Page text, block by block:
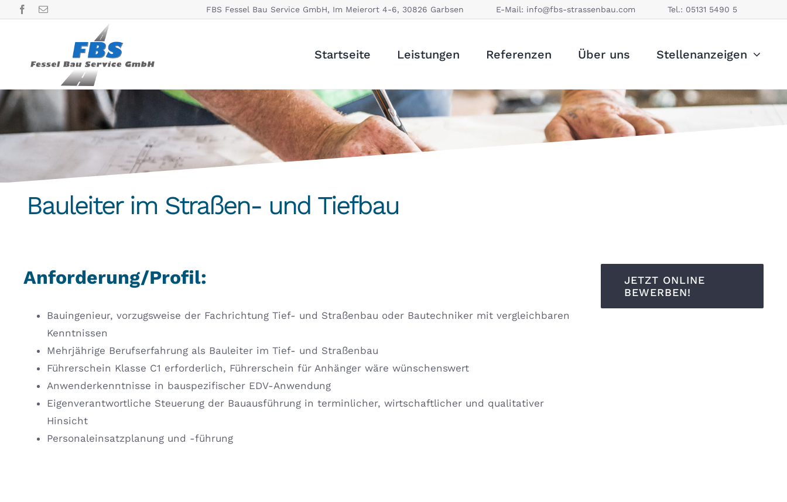
Zum
FBS Fessel Bau Service GmbH, Im Meierort 4-6, 30826 Garbsen E-Mail: info@fbs-strassenbau.com Tel.: 05131 5490 5
Startseite Leistungen Referenzen Über uns Stellenanzeigen
Bauleiter im Straßen- und Tiefbau
Anforderung/Profil:
Bauingenieur, vorzugsweise der Fachrichtung Tief- und Straßenbau oder Bautechniker mit vergleichbaren
Kenntnissen
Mehrjährige Berufserfahrung als Bauleiter im Tief- und Straßenbau
Führerschein Klasse C1 erforderlich, Führerschein für Anhänger wäre wünschenswert
Anwenderkenntnisse in bauspezifischer EDV-Anwendung
Eigenverantwortliche Steuerung der Bauausführung in terminlicher, wirtschaftlicher und qualitativer
Hinsicht
Personaleinsatzplanung und -führung
JETZT ONLINE
BEWERBEN!